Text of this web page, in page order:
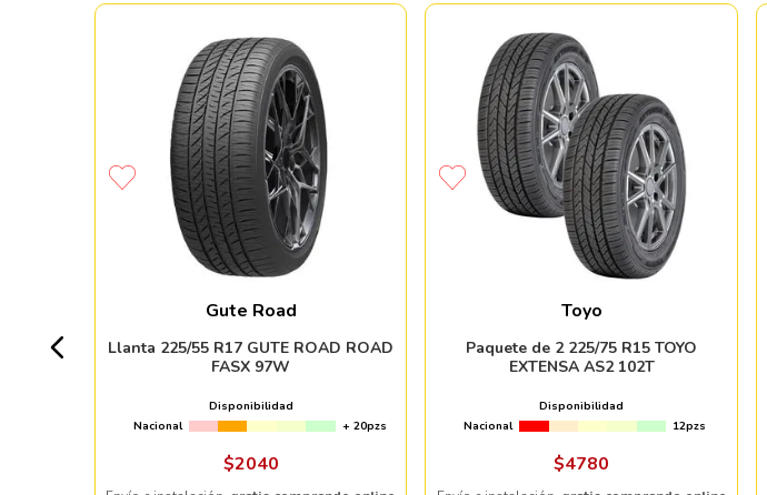
Gute Road
Llanta 225/55 R17 GUTE ROAD ROAD
FASX 97W
Disponibilidad
Nacional
+ 20pzs
$2040
Toyo
Paquete de 2 225/75 R15 TOYO
EXTENSA AS2 102T
Disponibilidad
Nacional
12pzs
$4780